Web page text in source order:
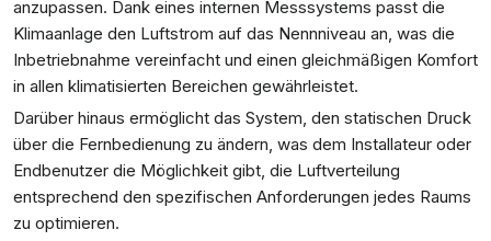
anzupassen. Dank eines internen Messsystems passt die
Klimaanlage den Luftstrom auf das Nennniveau an, was die
Inbetriebnahme vereinfacht und einen gleichmäßigen Komfort
in allen klimatisierten Bereichen gewährleistet.
Darüber hinaus ermöglicht das System, den statischen Druck
über die Fernbedienung zu ändern, was dem Installateur oder
Endbenutzer die Möglichkeit gibt, die Luftverteilung
entsprechend den spezifischen Anforderungen jedes Raums
zu optimieren.